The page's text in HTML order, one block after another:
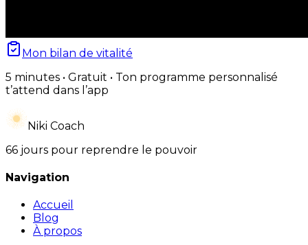
Mon bilan de vitalité
5 minutes • Gratuit • Ton programme personnalisé
t’attend dans l’app
Niki Coach
66 jours pour reprendre le pouvoir
Navigation
Accueil
Blog
À propos